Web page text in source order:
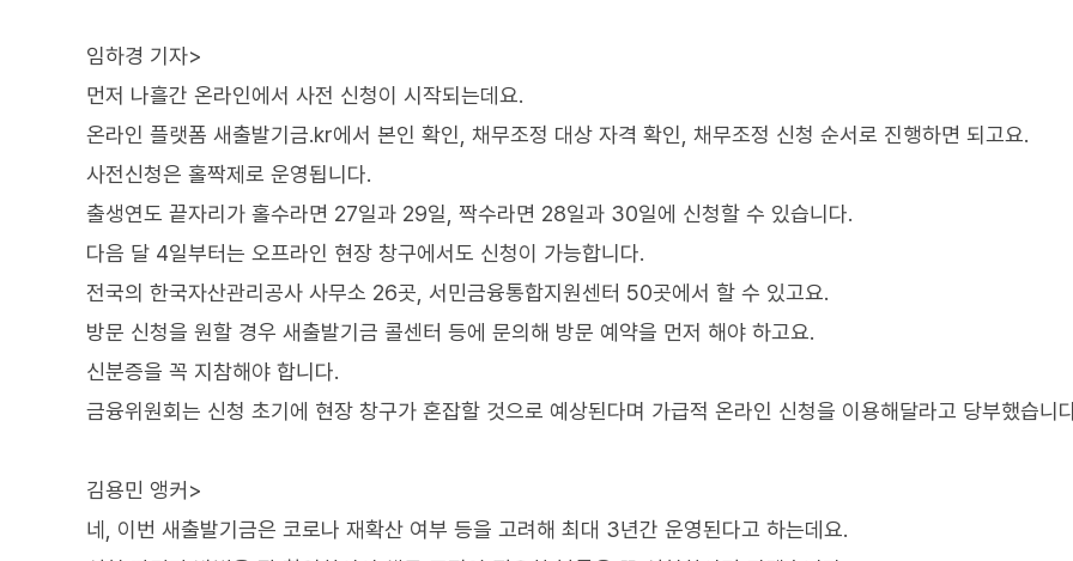
임하경 기자>
먼저 나흘간 온라인에서 사전 신청이 시작되는데요.
온라인 플랫폼 새출발기금.kr에서 본인 확인, 채무조정 대상 자격 확인, 채무조정 신청 순서로 진행하면 되고요.
사전신청은 홀짝제로 운영됩니다.
출생연도 끝자리가 홀수라면 27일과 29일, 짝수라면 28일과 30일에 신청할 수 있습니다.
다음 달 4일부터는 오프라인 현장 창구에서도 신청이 가능합니다.
전국의 한국자산관리공사 사무소 26곳, 서민금융통합지원센터 50곳에서 할 수 있고요.
방문 신청을 원할 경우 새출발기금 콜센터 등에 문의해 방문 예약을 먼저 해야 하고요.
신분증을 꼭 지참해야 합니다.
금융위원회는 신청 초기에 현장 창구가 혼잡할 것으로 예상된다며 가급적 온라인 신청을 이용해달라고 당부했습니
김용민 앵커>
네, 이번 새출발기금은 코로나 재확산 여부 등을 고려해 최대 3년간 운영된다고 하는데요.